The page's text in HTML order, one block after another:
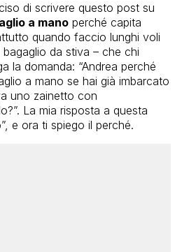
di scrivere questo post su
a mano perché capita
quando faccio lunghi voli
da stiva – che chi
la domanda: “Andrea perché
a mano se hai già imbarcato
uno zainetto con
La mia risposta a questa
e ora ti spiego il perché.